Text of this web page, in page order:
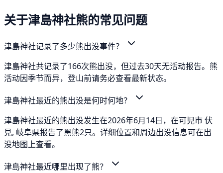
关于津島神社熊的常见问题
津島神社记录了多少熊出没事件？
津島神社共记录了166次熊出没，但过去30天无活动报告。熊
活动因季节而异，登山前请务必查看最新状态。
津島神社最近的熊出没是何时何地？
津島神社最近的熊出没发生在2026年6月14日，在可児市 伏
見, 岐阜県报告了黑熊2只。详细位置和周边出没信息可在出
没地图上查看。
津島神社最近哪里出现了熊？